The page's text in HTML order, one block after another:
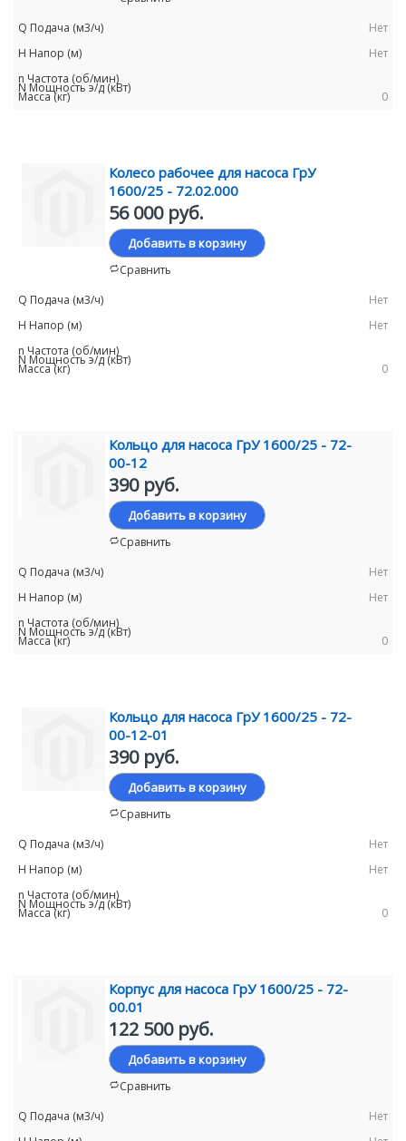
Нет
Нет
0
Колесо рабочее для насоса ГрУ
1600/25 - 72.02.000
56 000 руб.
Добавить в корзину
Сравнить
Нет
Нет
0
Кольцо для насоса ГрУ 1600/25 - 72-
00-12
390 руб.
Добавить в корзину
Сравнить
Нет
Нет
0
Кольцо для насоса ГрУ 1600/25 - 72-
00-12-01
390 руб.
Добавить в корзину
Сравнить
Нет
Нет
0
Корпус для насоса ГрУ 1600/25 - 72-
00.01
122 500 руб.
Добавить в корзину
Сравнить
Нет